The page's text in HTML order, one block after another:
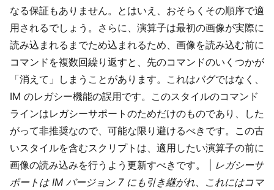
なる保証もありません。とはいえ、おそらくその順序で適
用されるでしょう。さらに、演算子は最初の画像が実際に
読み込まれるまでため込まれるため、画像を読み込む前に
コマンドを複数回繰り返すと、先のコマンドのいくつかが
「消えて」しまうことがあります。これはバグではなく、
IM のレガシー機能の誤用です。このスタイルのコマンド
ラインはレガシーサポートのためだけのものであり、した
がって非推奨なので、可能な限り避けるべきです。この古
いスタイルを含むスクリプトは、適用したい演算子の前に
画像の読み込みを行うよう更新すべきです。 | レガシーサ
ポートは IM バージョン 7 にも引き継がれ、これにはコマ